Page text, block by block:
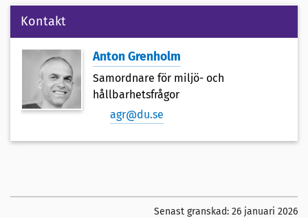
Kontakt
Anton Grenholm
Samordnare för miljö- och
hållbarhetsfrågor
agr@du.se
Senast granskad: 26 januari 2026